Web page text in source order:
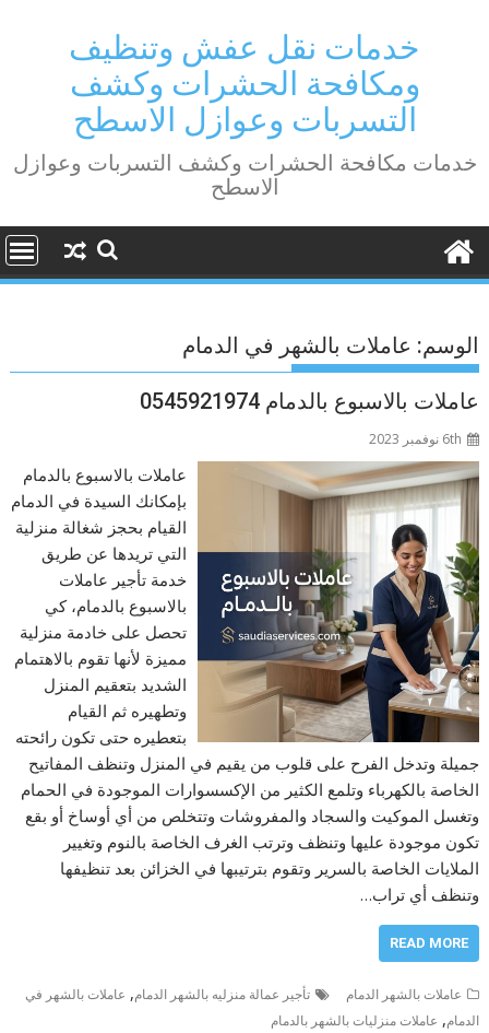
خدمات نقل عفش وتنظيف
ومكافحة الحشرات وكشف
التسربات وعوازل الاسطح
خدمات مكافحة الحشرات وكشف التسربات وعوازل
الاسطح
الوسم: عاملات بالشهر في الدمام
عاملات بالاسبوع بالدمام 0545921974
6th نوفمبر 2023
عاملات بالاسبوع بالدمام
بإمكانك السيدة في الدمام
القيام بحجز شغالة منزلية
التي تريدها عن طريق
خدمة تأجير عاملات
بالاسبوع بالدمام، كي
تحصل على خادمة منزلية
مميزة لأنها تقوم بالاهتمام
الشديد بتعقيم المنزل
وتطهيره ثم القيام
بتعطيره حتى تكون رائحته
جميلة وتدخل الفرح على قلوب من يقيم في المنزل وتنظف المفاتيح
الخاصة بالكهرباء وتلمع الكثير من الإكسسوارات الموجودة في الحمام
وتغسل الموكيت والسجاد والمفروشات وتتخلص من أي أوساخ أو بقع
تكون موجودة عليها وتنظف وترتب الغرف الخاصة بالنوم وتغيير
الملايات الخاصة بالسرير وتقوم بترتيبها في الخزائن بعد تنظيفها
وتنظف أي تراب…
READ MORE
عاملات بالشهر الدمام تأجير عمالة منزليه بالشهر الدمام, عاملات بالشهر في
الدمام, عاملات منزليات بالشهر بالدمام